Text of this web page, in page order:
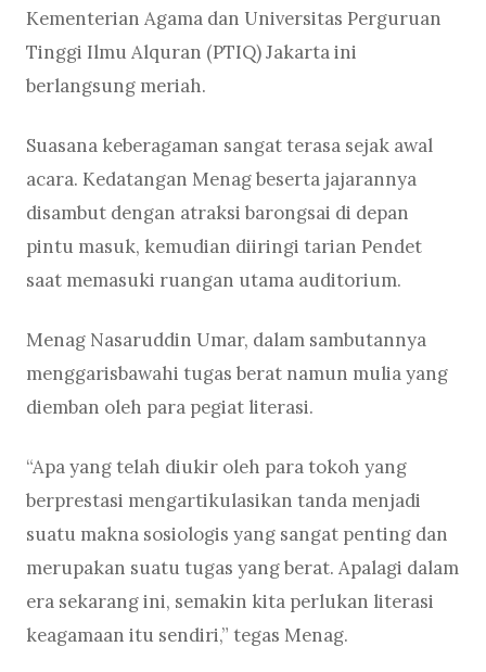
Kementerian Agama dan Universitas Perguruan
Tinggi Ilmu Alquran (PTIQ) Jakarta ini
berlangsung meriah.
Suasana keberagaman sangat terasa sejak awal
acara. Kedatangan Menag beserta jajarannya
disambut dengan atraksi barongsai di depan
pintu masuk, kemudian diiringi tarian Pendet
saat memasuki ruangan utama auditorium.
Menag Nasaruddin Umar, dalam sambutannya
menggarisbawahi tugas berat namun mulia yang
diemban oleh para pegiat literasi.
“Apa yang telah diukir oleh para tokoh yang
berprestasi mengartikulasikan tanda menjadi
suatu makna sosiologis yang sangat penting dan
merupakan suatu tugas yang berat. Apalagi dalam
era sekarang ini, semakin kita perlukan literasi
keagamaan itu sendiri,” tegas Menag.